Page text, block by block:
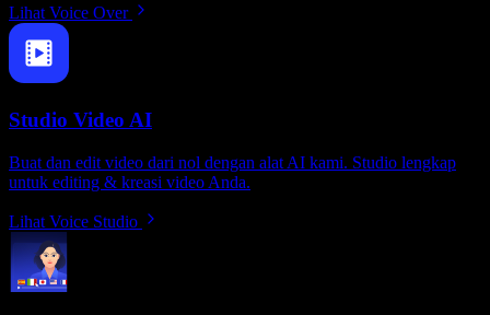
Lihat Voice Over
Studio Video AI
Buat dan edit video dari nol dengan alat AI kami. Studio lengkap
untuk editing & kreasi video Anda.
Lihat Voice Studio